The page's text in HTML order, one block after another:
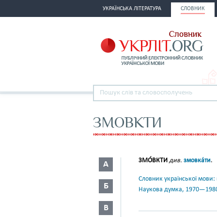
УКРАЇНСЬКА ЛІТЕРАТУРА СЛОВНИК
ЗМОВКТИ
А
Б
В
ЗМО́ВКТИ див. змовка́ти.
Словник української
Наукова думка,